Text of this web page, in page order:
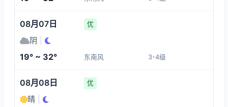
04:00
22°
1-3
22:00 00:00
24°
08月07日 优
阴
19° ~ 32° 东南风 3-4级
08月08日 优
晴